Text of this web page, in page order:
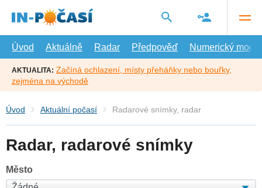
hlavní
Úvod
Aktuálně Radar Předpověď Numerický model
AKTUALITA: Začíná ochlazení, místy přeháňky nebo bouřky,
zejména na východě
Úvod Aktuální počasí Radarové snímky, radar
Radar, radarové snímky
Město